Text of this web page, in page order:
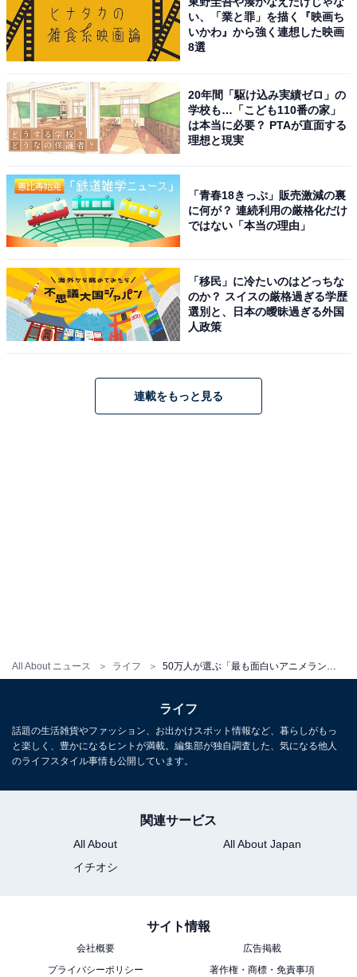
All About ニュース ライフ
誇りに思う日本の文化、4位は「アニメ・アニメー
ション」！
誇りに思う日本の文化の4位に「アニメ」がランクイン
誇りに思う日本の文化は、1位が「和食」で61.5％。次い
で、「アニメ・アニメーション」（43.2％）が4位にラン
クインしました。
年代別の「テレビvs有料系動画配信サービス」
という結果になりました。若年層にとって、アニメは
「動画配信サービス」で観るということが当たり前にな
っているのかもしれません。
好きなアニメ映画人気ランキング！ 3位「もののけ
い、「業と罪」を描く『映画ち
いかわ』から強く連想した映画
8選
20年間「駆け込み実績ゼロ」の
学校も…「こども110番の家」
は本当に必要？ PTAが直面する
理想と現実
「青春18きっぷ」販売激減の裏
に何が？ 連続利用の厳格化だけ
ではない「本当の理由」
「移民」に冷たいのはどっちな
のか？ スイスの厳格過ぎる学歴
選別と、日本の曖昧過ぎる外国
人政策
連載をもっと見る
ライフ
話題の生活雑貨やファッション、お出かけスポット情報など、暮らしがもっ
と楽しく、豊かになるヒントが満載。編集部が独自調査した、気になる他人
のライフスタイル事情も公開しています。
関連サービス
All About
All About Japan
イチオシ
サイト情報
会社概要
広告掲載
プライバシーポリシー
著作権・商標・免責事項